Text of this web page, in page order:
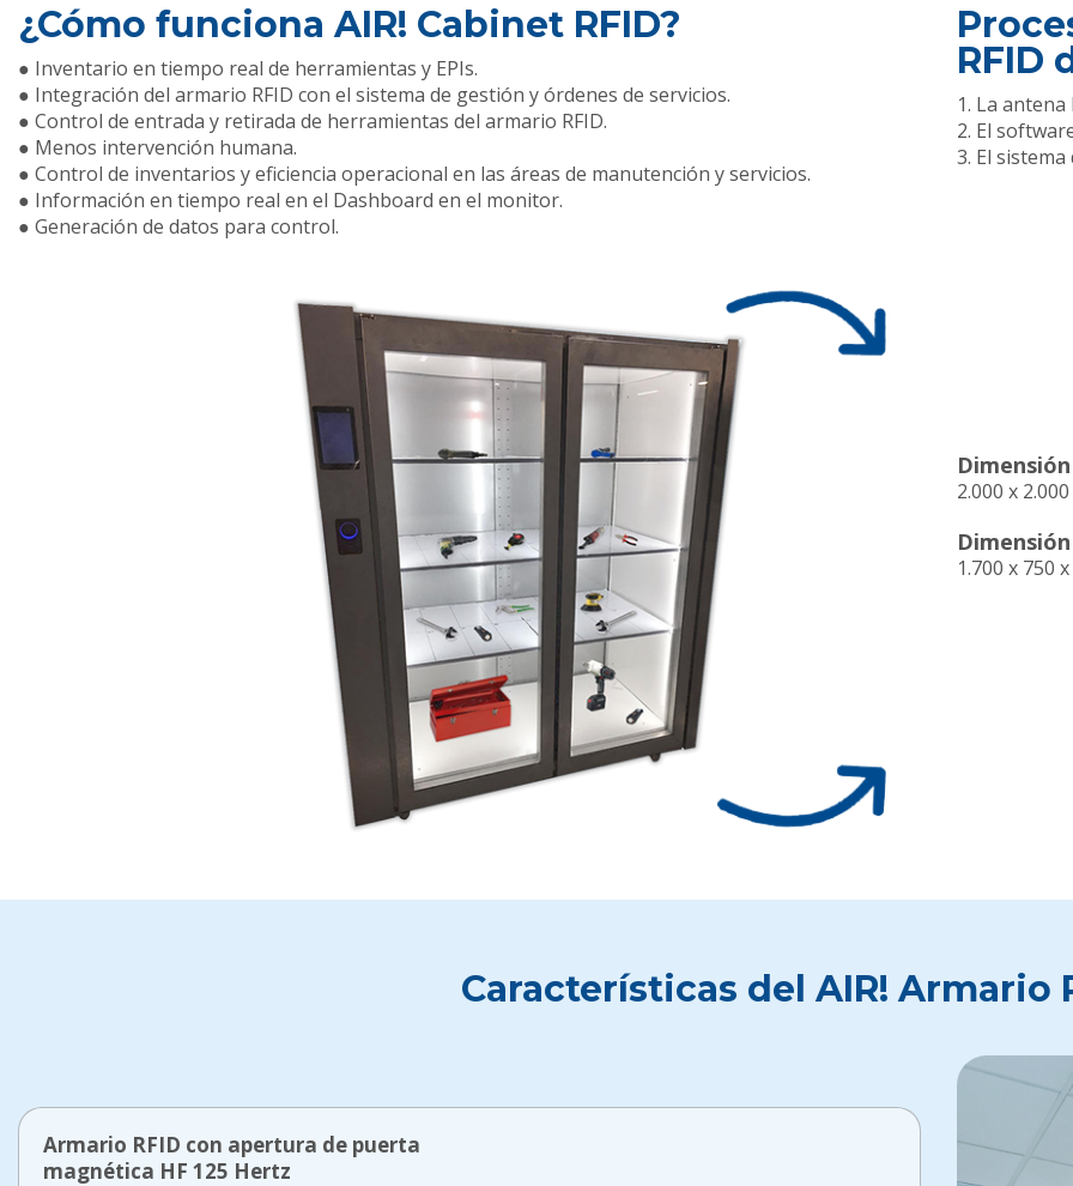
¿Cómo funciona AIR! Cabinet RFID?
● Inventario en tiempo real de herramientas y EPIs.
● Integración del armario RFID con el sistema de gestión y órdenes de servicios.
● Control de entrada y retirada de herramientas del armario RFID.
● Menos intervención humana.
● Control de inventarios y eficiencia operacional en las áreas de manutención y servicios.
● Información en tiempo real en el Dashboard en el monitor.
● Generación de datos para control.
RFID
1. La
2. El
3. El
2.000 x
1.700 x 750
Características del AIR! Armario
Armario RFID con apertura de puerta
magnética HF 125 Hertz